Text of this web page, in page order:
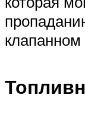
клапанном